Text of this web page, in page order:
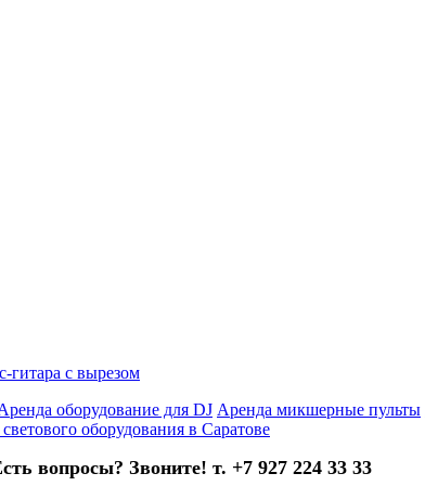
гитара с вырезом
оборудование для DJ Аренда микшерные пульты
оборудования в Саратове
вопросы? Звоните! т. +7 927 224 33 33